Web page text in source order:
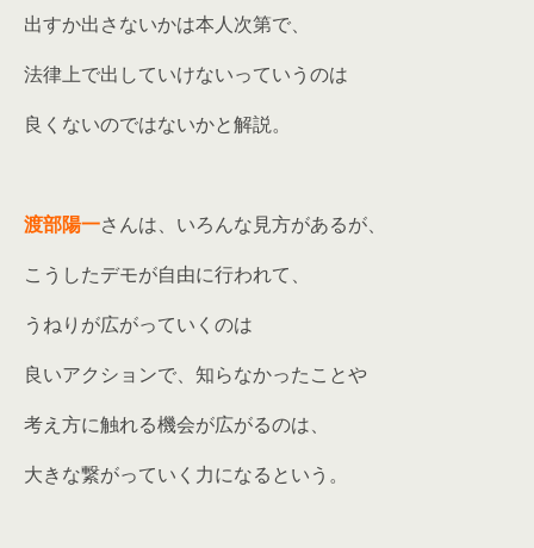
出すか出さないかは本人次第で、
法律上で出していけないっていうのは
良くないのではないかと解説。
渡部陽一さんは、いろんな見方があるが、
こうしたデモが自由に行われて、
うねりが広がっていくのは
良いアクションで、知らなかったことや
考え方に触れる機会が広がるのは、
大きな繋がっていく力になるという。